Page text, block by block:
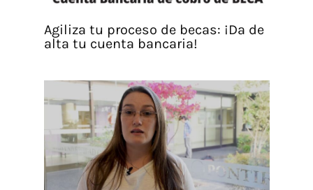
Agiliza tu proceso de becas: ¡Da de
alta tu cuenta bancaria!